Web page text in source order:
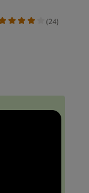
(24)